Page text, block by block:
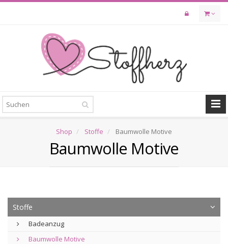
Skip
Shop Stoffe Baumwolle Motive
Baumwolle Motive
Stoffe
Badeanzug
Baumwolle Motive